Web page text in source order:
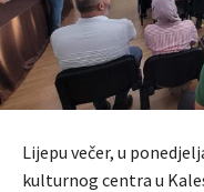
Lijepu večer, u
kulturnog centra u